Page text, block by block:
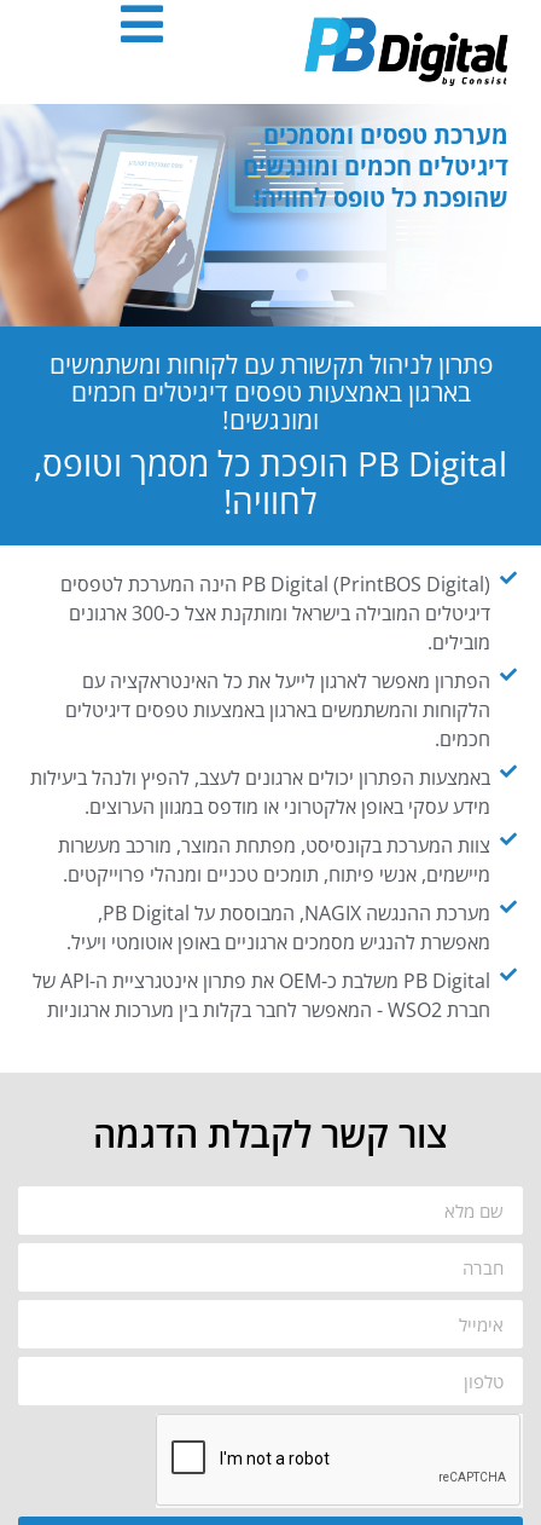
אנטר
מערכת טפסים ומסמכים
דיגיטלים חכמים ומונגשים
שהופכת כל טופס לחוויה!
פתרון לניהול תקשורת עם לקוחות ומשתמשים
בארגון באמצעות טפסים דיגיטלים חכמים
ומונגשים!
PB Digital הופכת כל מסמך וטופס,
לחוויה!
PB Digital (PrintBOS Digital) הינה המערכת לטפסים
דיגיטלים המובילה בישראל ומותקנת אצל כ-300 ארגונים
מובילים.
הפתרון מאפשר לארגון לייעל את כל האינטראקציה עם
הלקוחות והמשתמשים בארגון באמצעות טפסים דיגיטלים
חכמים.
באמצעות הפתרון יכולים ארגונים לעצב, להפיץ ולנהל ביעילות
מידע עסקי באופן אלקטרוני או מודפס במגוון הערוצים.
צוות המערכת בקונסיסט, מפתחת המוצר, מורכב מעשרות
מיישמים, אנשי פיתוח, תומכים טכניים ומנהלי פרוייקטים.
מערכת ההנגשה NAGIX, המבוססת על PB Digital,
מאפשרת להנגיש מסמכים ארגוניים באופן אוטומטי ויעיל.
PB Digital משלבת כ-OEM את פתרון אינטגרציית ה-API של
חברת WSO2 - המאפשר לחבר בקלות בין מערכות ארגוניות
צור קשר לקבלת הדגמה